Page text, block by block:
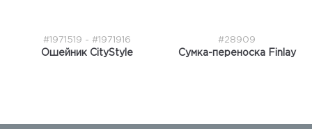
#1971519 - #1971916
Ошейник CityStyle
#28909
Сумка-переноска Finlay